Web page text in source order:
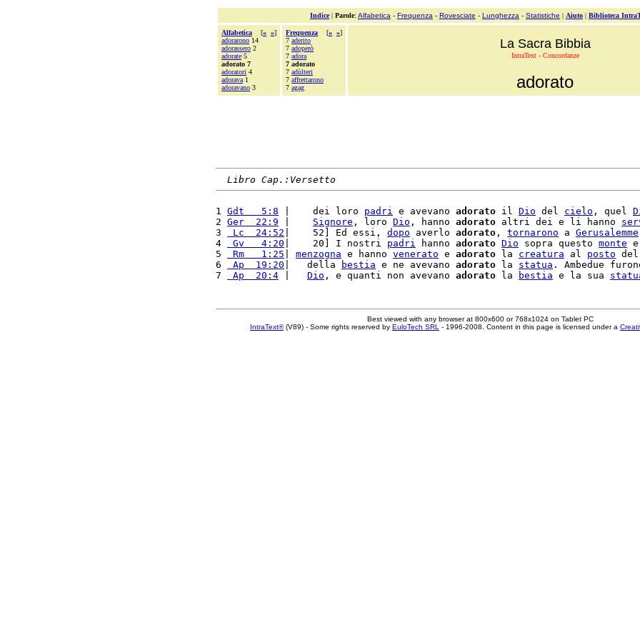
Indice| Parole: Alfabetica - Frequenza - Rovesciate - Lunghezza - Statistiche | Aiuto | Biblioteca
Alfabetica [« »]
adorarono 14
adorassero 2
adorate 5
adorato 7
adoratori 4
adorava 1
adoravano 3
Frequenza [« »]
7 aderito
7 adoperò
7 adora
7 adorato
7 adùlteri
7 affrettarono
7 agag
La Sacra Bibbia
IntraText - Concordanze
adorato
Libro Cap.:Versetto
1 Gdt   5:8 |    dei loro padri e avevano adorato il Dio del cielo , quel
2 Ger  22:9 Signore , loro Dio , hanno adorato altri dei e li hanno
3
Lc  24:52 |    52] Ed essi, dopo averlo adorato , tornarono a Gerusalemme
4
Gv   4:20 |    20] I nostri padri hanno adorato Dio sopra questo monte e
5
Rm   1:25 menzogna e hanno venerato e adorato la creatura al posto del
6
Ap  19:20 |   della bestia e ne avevano adorato la statua . Ambedue
7
Ap  20:4 Dio , e quanti non avevano adorato la bestia e la sua
Best viewed with any browser at 800x600 or 768x1024 on Tablet PC
IntraText®(V89) - Some rights reserved by EuloTech SRL - 1996-2008. Content in this page is licensed under a